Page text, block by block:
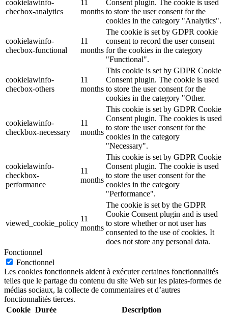
cookielawinfo-
checbox-analytics
11
months
Consent plugin. The cookie is used
to store the user consent for the
cookies in the category "Analytics".
cookielawinfo-
checbox-functional
11
months
The cookie is set by GDPR cookie
consent to record the user consent
for the cookies in the category
"Functional".
cookielawinfo-
checbox-others
11
months
This cookie is set by GDPR Cookie
Consent plugin. The cookie is used
to store the user consent for the
cookies in the category "Other.
cookielawinfo-
checkbox-necessary
11
months
This cookie is set by GDPR Cookie
Consent plugin. The cookies is used
to store the user consent for the
cookies in the category
"Necessary".
cookielawinfo-
checkbox-
performance
11
months
This cookie is set by GDPR Cookie
Consent plugin. The cookie is used
to store the user consent for the
cookies in the category
"Performance".
viewed_cookie_policy
11
months
The cookie is set by the GDPR
Cookie Consent plugin and is used
to store whether or not user has
consented to the use of cookies. It
does not store any personal data.
Fonctionnel
Fonctionnel
Les cookies fonctionnels aident à exécuter certaines fonctionnalités
telles que le partage du contenu du site Web sur les plates-formes de
médias sociaux, la collecte de commentaires et d’autres
fonctionnalités tierces.
Cookie Durée Description